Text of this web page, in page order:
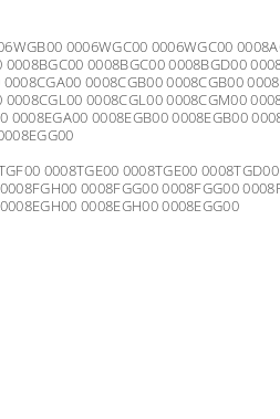
0006WGC00 0006WGC00
0008BGC00 0008BGD00
0008CGB00 0008CGB00
0008CGL00 0008CGM00
0008EGB00 0008EGB00
0008TGE00 0008TGE00
0008FGG00 0008FGG00
0008EGH00 0008EGG00